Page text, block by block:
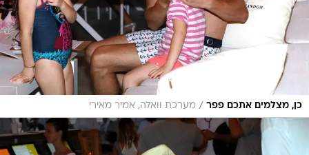
כן, מצלמים אתכם פפר / מערכת וואלה, אמיר מאירי